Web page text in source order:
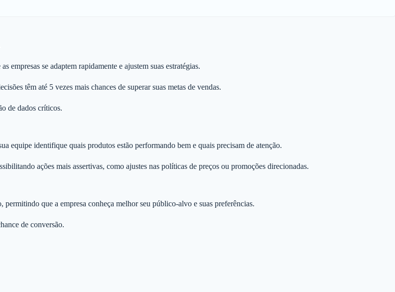
empresas se adaptem rapidamente e ajustem suas estratégias.
têm até 5 vezes mais chances de superar suas metas de vendas.
de dados críticos.
equipe identifique quais produtos estão performando bem e quais precisam de atenção.
ações mais assertivas, como ajustes nas políticas de preços ou promoções direcionadas.
que a empresa conheça melhor seu público-alvo e suas preferências.
de conversão.